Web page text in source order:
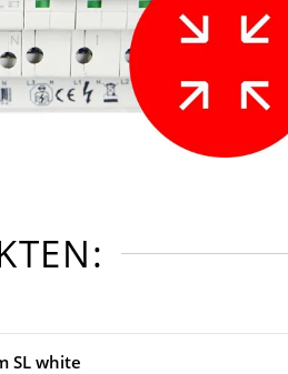
SL white